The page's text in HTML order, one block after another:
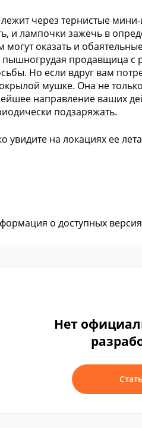
лежит через тернистые
и лампочки зажечь в
могут оказать и
пышногрудая продавщица
Но если вдруг вам
мушке. Она не
направление ваших
подзаряжать.
увидите на локациях ее
о доступных
Нет